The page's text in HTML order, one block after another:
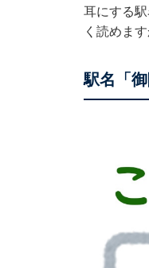
耳にする
く読めます
駅名「